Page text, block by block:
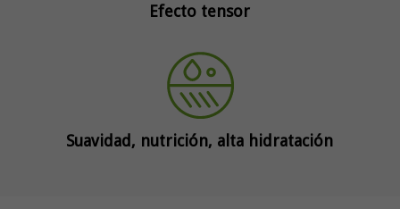
Efecto tensor
Suavidad, nutrición, alta hidratación